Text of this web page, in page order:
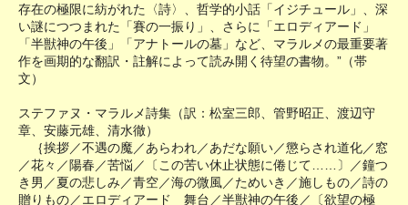
存在の極限に紡がれた〈詩〉、哲学的小話「イジチュール」、深
い謎につつまれた「賽の一振り」、さらに「エロディアード」
「半獣神の午後」「アナトールの墓」など、マラルメの最重要著
作を画期的な翻訳・註解によって読み開く待望の書物。”（帯
文）
ステファヌ・マラルメ詩集（訳：松室三郎、管野昭正、渡辺守
章、安藤元雄、清水徹）
｛挨拶／不遇の魔／あらわれ／あだな願い／懲らされ道化／窓
／花々／陽春／苦悩／〔この苦い休止状態に倦じて……〕／鐘つ
き男／夏の悲しみ／青空／海の微風／ためいき／施しもの／詩の
贈りもの／エロディアード 舞台／半獣神の午後／〔欲望の極